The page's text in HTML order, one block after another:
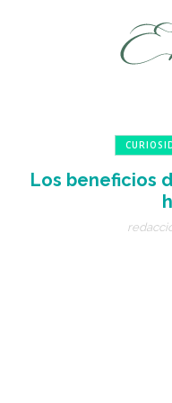
Los beneficios